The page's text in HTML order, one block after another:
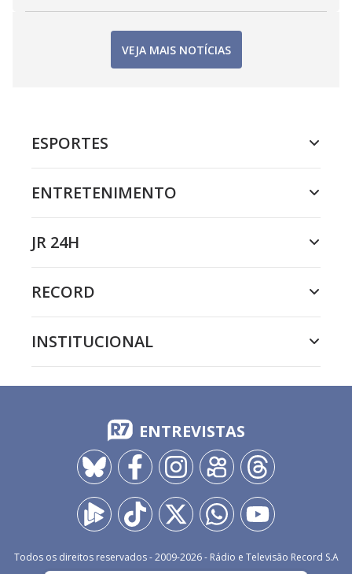
VEJA MAIS NOTÍCIAS
ESPORTES
ENTRETENIMENTO
JR 24H
RECORD
INSTITUCIONAL
ENTREVISTAS
Todos os direitos reservados - 2009-2026- Rádio e Televisão Record S.A